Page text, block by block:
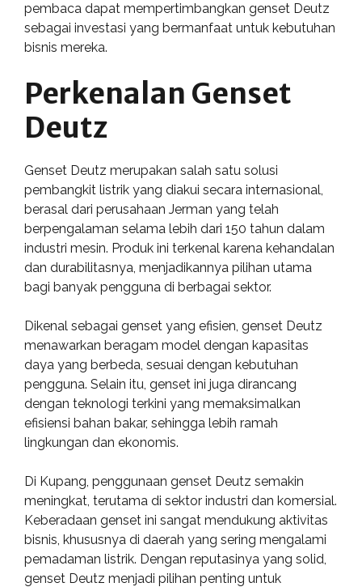
pembaca dapat mempertimbangkan genset Deutz
sebagai investasi yang bermanfaat untuk kebutuhan
bisnis mereka.
Perkenalan Genset
Deutz
Genset Deutz merupakan salah satu solusi
pembangkit listrik yang diakui secara internasional,
berasal dari perusahaan Jerman yang telah
berpengalaman selama lebih dari 150 tahun dalam
industri mesin. Produk ini terkenal karena kehandalan
dan durabilitasnya, menjadikannya pilihan utama
bagi banyak pengguna di berbagai sektor.
Dikenal sebagai genset yang efisien, genset Deutz
menawarkan beragam model dengan kapasitas
daya yang berbeda, sesuai dengan kebutuhan
pengguna. Selain itu, genset ini juga dirancang
dengan teknologi terkini yang memaksimalkan
efisiensi bahan bakar, sehingga lebih ramah
lingkungan dan ekonomis.
Di Kupang, penggunaan genset Deutz semakin
meningkat, terutama di sektor industri dan komersial.
Keberadaan genset ini sangat mendukung aktivitas
bisnis, khususnya di daerah yang sering mengalami
pemadaman listrik. Dengan reputasinya yang solid,
genset Deutz menjadi pilihan penting untuk